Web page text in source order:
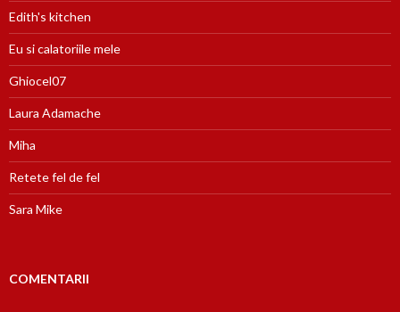
Edith's kitchen
Eu si calatoriile mele
Ghiocel07
Laura Adamache
Miha
Retete fel de fel
Sara Mike
COMENTARII